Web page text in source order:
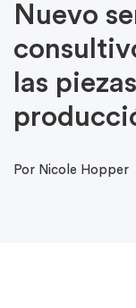
Nuevo
las
Por Nicole Hopper